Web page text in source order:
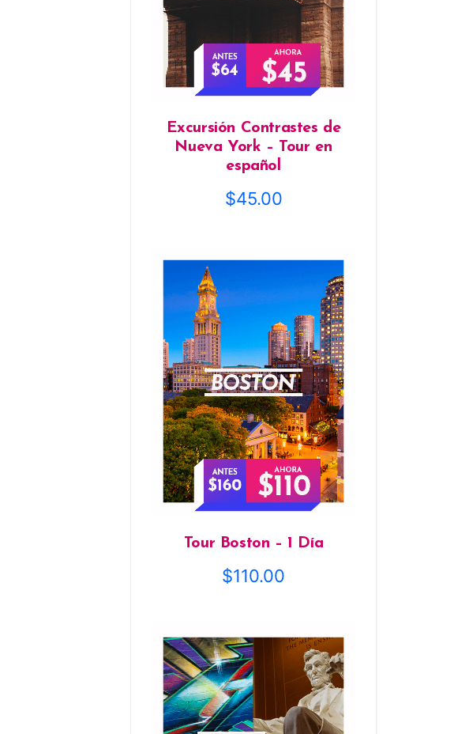
Excursión Contrastes de
Nueva York – Tour en
español
$45.00
Tour Boston – 1 Día
$110.00